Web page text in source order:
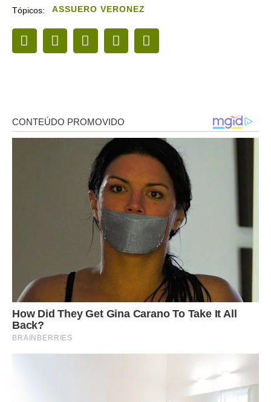
Tópicos: ASSUERO VERONEZ